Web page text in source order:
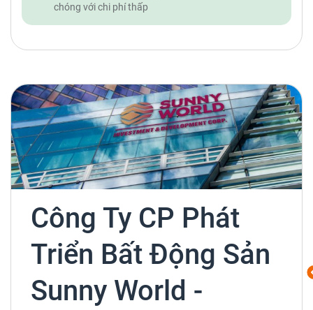
chóng với chi phí thấp
Công Ty CP Phát
Triển Bất Động Sản
Sunny World -